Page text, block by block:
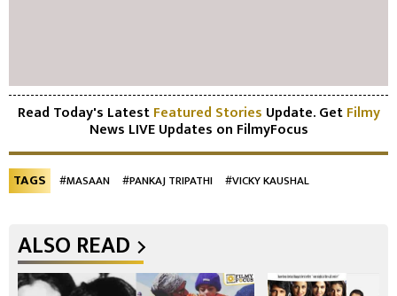
Read Today's LatestFeatured Stories Update. GetFilmy
News LIVE Updates on FilmyFocus
TAGS #MASAAN #PANKAJ TRIPATHI #VICKY KAUSHAL
ALSO READ